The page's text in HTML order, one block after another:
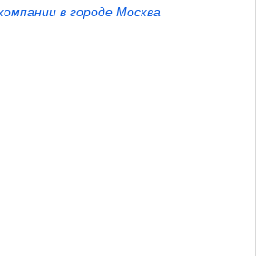
в городе Москва